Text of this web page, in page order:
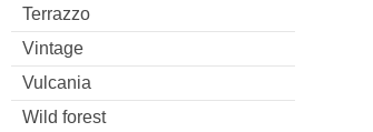
Terrazzo
Vintage
Vulcania
Wild forest